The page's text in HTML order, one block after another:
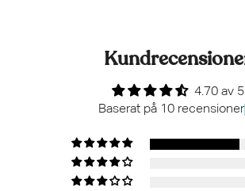
4.70 av 5
Baserat på 10 recensioner